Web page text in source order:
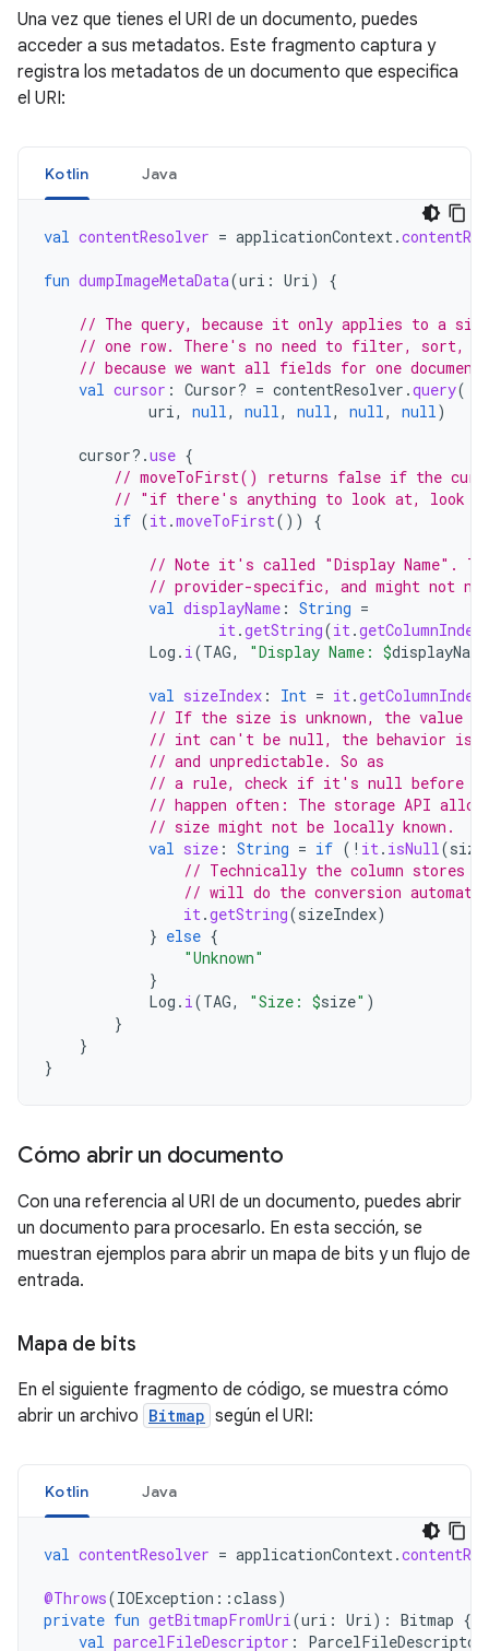
Una vez que tienes el URI de un documento, puedes
acceder a sus metadatos. Este fragmento captura y
registra los metadatos de un documento que especifica
el URI:
Kotlin Java
val contentResolver = applicationContext.
fun dumpImageMetaData(uri : Uri) {
// The query, because it only applies to a
// one row. There's no need to filter, sort,
// because we want all fields for one document.
val cursor : Cursor? = contentResolver .query(
uri, null, null, null, null, null)
cursor?.use {
// moveToFirst() returns false if the
// "if there's anything to look at, look
if (it.moveToFirst()) {
// Note it's called "Display Name".
// provider-specific, and might not
val displayName : String =
it.getString(it.getColumnIndex
Log . i(TAG, "Display Name: $displayName
val sizeIndex : Int = it.getColumnIndex
// If the size is unknown, the value
// int can't be null, the behavior is
// and unpredictable. So as
// a rule, check if it's null before
// happen often: The storage API
// size might not be locally known.
val size : String = if ( ! it. isNull(
// Technically the column stores
// will do the conversion
it.getString(sizeIndex)
} else {
"Unknown"
}
Log . i(TAG, "Size: $size" )
}
}
}
Cómo abrir un documento
Con una referencia al URI de un documento, puedes abrir
un documento para procesarlo. En esta sección, se
muestran ejemplos para abrir un mapa de bits y un flujo de
entrada.
Mapa de bits
En el siguiente fragmento de código, se muestra cómo
abrir un archivo Bitmap según el URI:
Kotlin Java
val contentResolver = applicationContext.
@Throws(IOException ::class)
private fun getBitmapFromUri(uri : Uri): Bitmap {
val parcelFileDescriptor : ParcelFileDescriptor